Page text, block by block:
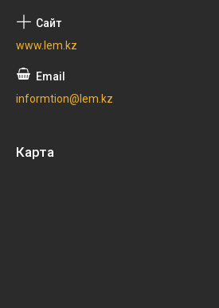
www.lem.kz
informtion@lem.kz
Карта